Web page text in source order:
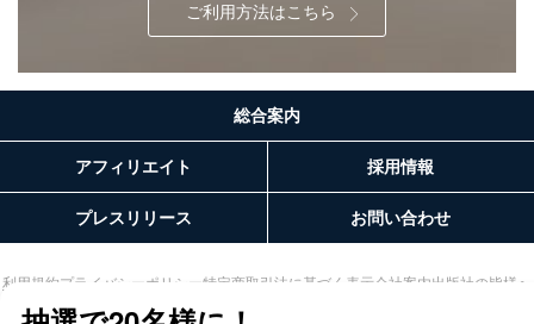
ご利用方法はこちら
総合案内
アフィリエイト 採用情報
プレスリリース お問い合わせ
利用規約プライバシーポリシー 特定商取引法に基づく表示会社案内出版社の皆様へ